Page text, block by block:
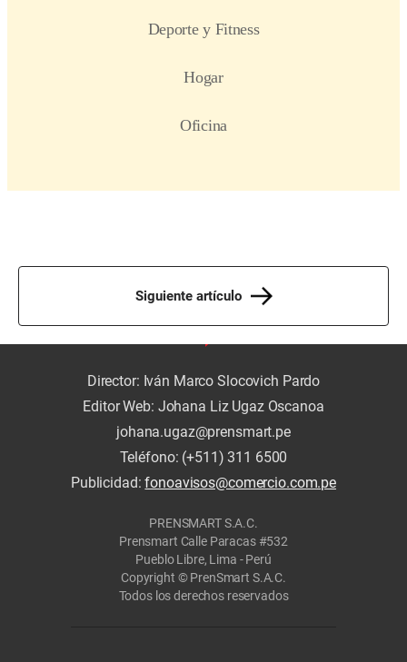
Siguiente artículo
Director: Iván Marco Slocovich Pardo
Editor Web: Johana Liz Ugaz Oscanoa
johana.ugaz@prensmart.pe
Teléfono: (+511) 311 6500
Publicidad:fonoavisos@comercio.com.pe
PRENSMART S.A.C.
Prensmart Calle Paracas #532
Pueblo Libre, Lima - Perú
Copyright © PrenSmart S.A.C.
Todos los derechos reservados